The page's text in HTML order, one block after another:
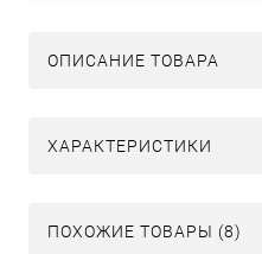
ОПИСАНИЕ ТОВАРА
ХАРАКТЕРИСТИКИ
ПОХОЖИЕ ТОВАРЫ (8)